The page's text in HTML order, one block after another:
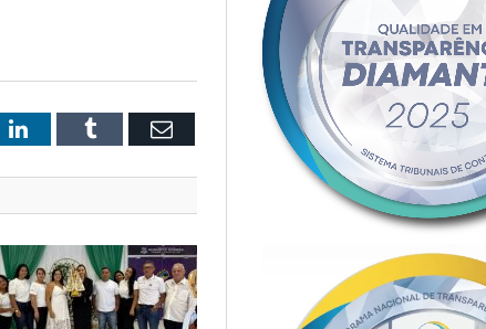
LinkedInTumblr Email